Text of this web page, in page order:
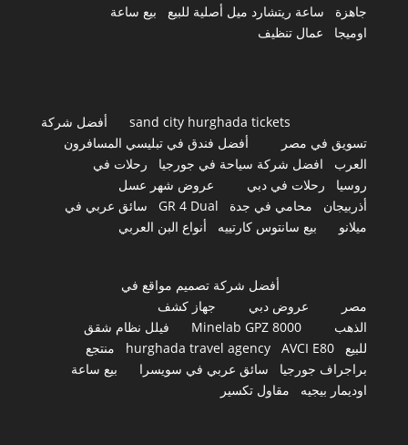
جاهزة
ساعة ريتشارد ميل أصلية للبيع
بيع ساعة
اوميجا
عمال تنظيف
sand city hurghada tickets
أفضل شركة
تسويق في مصر
أفضل فندق في تبليسي المسافرون
العرب
افضل شركة سياحة في جورجيا
رحلات في
روسيا
رحلات في دبي
عروض شهر عسل
أذربيجان
محامي في جدة GR 4 Dual
سائق عربي في
ميلانو
بيع سانتوس كارتييه أنواع البن العربي
أفضل شركة تصميم مواقع في
مصر
عروض دبي
جهاز كشف
الذهب
Minelab GPZ 8000
فيلل نظام شقق
للبيع
hurghada travel agency AVCI E80
منتجع
براجراف جورجيا
سائق عربي في سويسرا
بيع ساعة
اوديمار بيجيه
مقاول تكسير